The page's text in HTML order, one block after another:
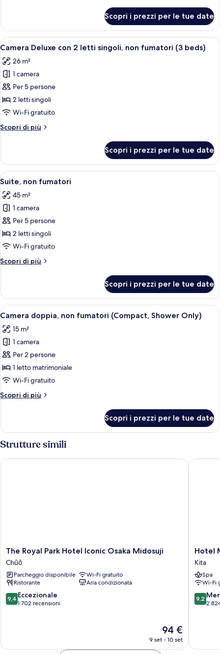
non
fumatori
Deluxe
con
2
singoli,
non
fumatori
Scopri i prezzi per le tue date
Apri
tutte
le
foto
per
Camera
Deluxe
2
non
fumatori
(3
beds)
Una camera d'albergo con due letti,
8
Camera Deluxe con 2 letti singoli, non fumatori (3 beds)
26 m²
1 camera
Per 5 persone
2 letti singoli
Wi-Fi gratuito
Scopri di più
Altri
Deluxe
con
2
singoli,
non
fumatori
(3
beds)
Scopri i prezzi per le tue date
Apri
tutte
le
foto
per
Suite,
non
Una camera d'albergo con un letto
11
Suite, non fumatori
45 m²
1 camera
Per 5 persone
2 letti singoli
Wi-Fi gratuito
Scopri di più
Altri
non
fumatori
Scopri i prezzi per le tue date
Apri
tutte
le
foto
per
Camera
doppia,
fumatori
Only)
Camera d'albergo con un letto
9
Camera doppia, non fumatori (Compact, Shower Only)
15 m²
1 camera
Per 2 persone
1 letto matrimoniale
Wi-Fi gratuito
Scopri di più
Altri
doppia,
non
fumatori
(Compact,
Shower
Scopri i prezzi per le tue date
Strutture simili
The
Royal
Park
Hotel
Iconic
Osaka
Midosuji
The Royal Park Hotel Iconic Osaka Midosuji
Chūō
Parcheggio disponibile
Wi-Fi gratuito
Ristorante
Aria condizionata
9.4
su
9,4 Eccezionale
1.702 recensioni
Il
prezzo
94 €
9 set - 10 set
The Royal Park Hotel Iconic Osaka Midosuji
Hotel
Le
Frere
Osaka
Kita
Hotel
Kita
Spa
Wi-Fi
9.2
su
9,2
Hotel